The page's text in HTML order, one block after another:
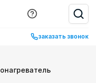
заказать звонок